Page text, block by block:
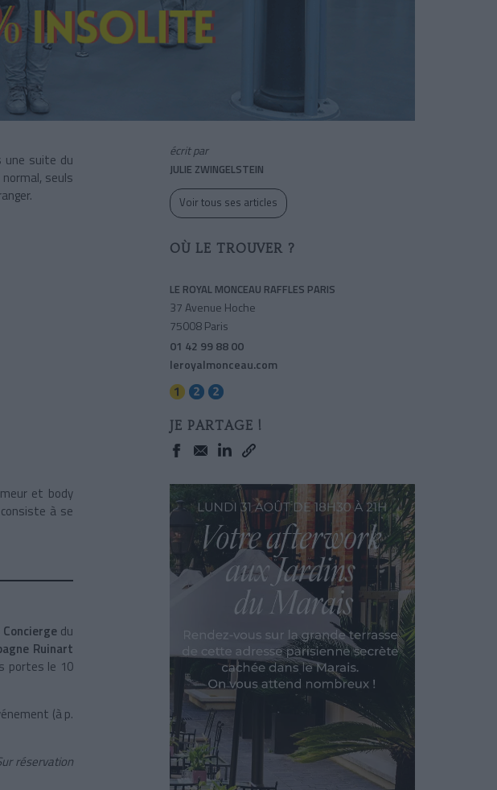
une suite du
seuls
et body
à se
Concierge du
Ruinart
portes le 10
(à p.
réservation
écrit par
JULIE ZWINGELSTEIN
Voir tous ses articles
OÙ LE TROUVER ?
LE ROYAL MONCEAU RAFFLES PARIS
37 Avenue Hoche
75008 Paris
01 42 99 88 00
leroyalmonceau.com
JE PARTAGE !